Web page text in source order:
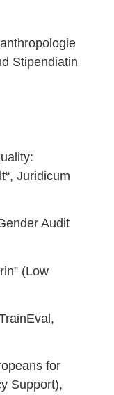
Stipendiatin
Juridicum
Audit
(Low
for
Support),